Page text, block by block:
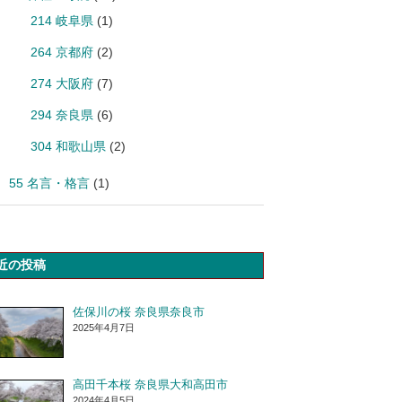
214 岐阜県 (1)
264 京都府(2)
274 大阪府(7)
294 奈良県 (6)
304 和歌山県 (2)
55 名言・格言(1)
の投稿
佐保川の桜 奈良県奈良市
2025年4月7日
高田千本桜 奈良県大和高田市
2024年4月5日